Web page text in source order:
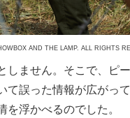
AND THE LAMP. ALL RIGHTS
しません。そこで、ピ
て誤った情報が広がっ
浮かべるのでした。